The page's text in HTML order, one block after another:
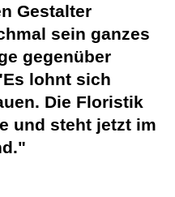
Gestalter
sein ganzes
gegenüber
lohnt sich
Die Floristik
und steht jetzt im